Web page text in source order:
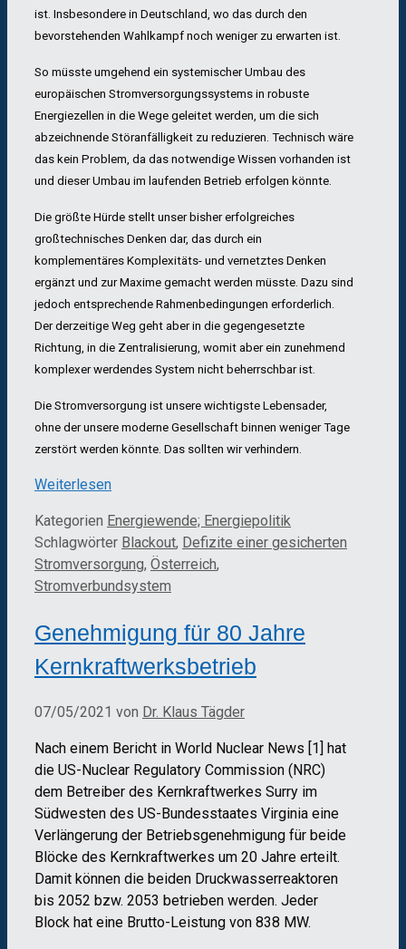
ist. Insbesondere in Deutschland, wo das durch den
bevorstehenden Wahlkampf noch weniger zu erwarten ist.
So müsste umgehend ein systemischer Umbau des
europäischen Stromversorgungssystems in robuste
Energiezellen in die Wege geleitet werden, um die sich
abzeichnende Störanfälligkeit zu reduzieren. Technisch wäre
das kein Problem, da das notwendige Wissen vorhanden ist
und dieser Umbau im laufenden Betrieb erfolgen könnte.
Die größte Hürde stellt unser bisher erfolgreiches
großtechnisches Denken dar, das durch ein
komplementäres Komplexitäts- und vernetztes Denken
ergänzt und zur Maxime gemacht werden müsste. Dazu sind
jedoch entsprechende Rahmenbedingungen erforderlich.
Der derzeitige Weg geht aber in die gegengesetzte
Richtung, in die Zentralisierung, womit aber ein zunehmend
komplexer werdendes System nicht beherrschbar ist.
Die Stromversorgung ist unsere wichtigste Lebensader,
ohne der unsere moderne Gesellschaft binnen weniger Tage
zerstört werden könnte. Das sollten wir verhindern.
Weiterlesen
Kategorien Energiewende; Energiepolitik
Schlagwörter Blackout, Defizite einer gesicherten
Stromversorgung, Österreich,
Stromverbundsystem
Genehmigung für 80 Jahre
Kernkraftwerksbetrieb
07/05/2021 von Dr. Klaus Tägder
Nach einem Bericht in World Nuclear News [1] hat
die US-Nuclear Regulatory Commission (NRC)
dem Betreiber des Kernkraftwerkes Surry im
Südwesten des US-Bundesstaates Virginia eine
Verlängerung der Betriebsgenehmigung für beide
Blöcke des Kernkraftwerkes um 20 Jahre erteilt.
Damit können die beiden Druckwasserreaktoren
bis 2052 bzw. 2053 betrieben werden. Jeder
Block hat eine Brutto-Leistung von 838 MW.